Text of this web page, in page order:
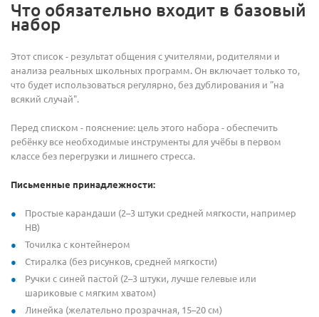
Что обязательно входит в базовый
набор
Этот список - результат общения с учителями, родителями и
анализа реальных школьных программ. Он включает только то,
что будет использоваться регулярно, без дублирования и "на
всякий случай".
Перед списком - пояснение: цель этого набора - обеспечить
ребёнку все необходимые инструменты для учёбы в первом
классе без перегрузки и лишнего стресса.
Письменные принадлежности:
Простые карандаши (2–3 штуки средней мягкости, например
HB)
Точилка с контейнером
Стиралка (без рисунков, средней мягкости)
Ручки с синей пастой (2–3 штуки, лучше гелевые или
шариковые с мягким хватом)
Линейка (желательно прозрачная, 15–20 см)